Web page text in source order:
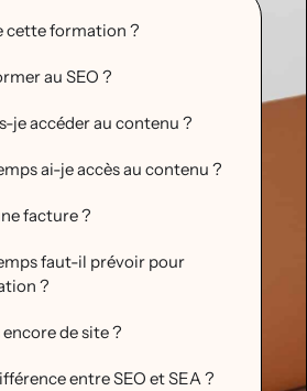
cette formation ?
au SEO ?
je accéder au contenu ?
ai-je accès au contenu ?
facture ?
faut-il prévoir pour
?
encore de site ?
entre SEO et SEA ?